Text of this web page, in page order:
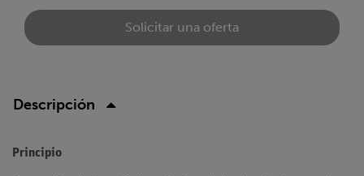
Solicitar una oferta
Descripción
Principio